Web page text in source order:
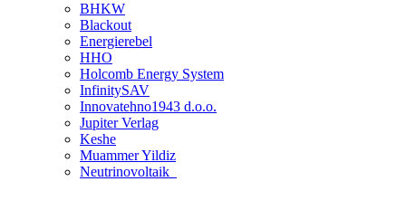
BHKW
Blackout
Energierebel
HHO
Holcomb Energy System
InfinitySAV
Innovatehno1943 d.o.o.
Jupiter Verlag
Keshe
Muammer Yildiz
Neutrinovoltaik